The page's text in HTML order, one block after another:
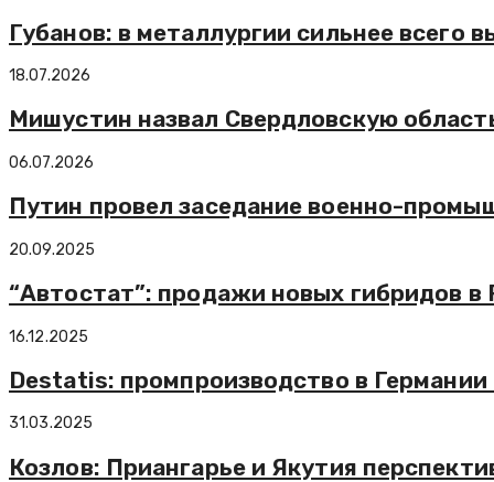
Губанов: в металлургии сильнее
18.07.2026
Мишустин назвал Свердловскую
06.07.2026
Путин провел заседание военно-
20.09.2025
“Автостат”: продажи новых гибридов
16.12.2025
Destatis: промпроизводство в Германии
31.03.2025
Козлов: Приангарье и Якутия